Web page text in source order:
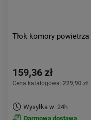
Tłok komory powietrza
159,36 zł
Cena katalogowa: 229,90 zł
Wysyłka w: 24h
Darmowa dostawa